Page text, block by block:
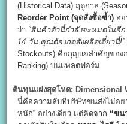
(Historical Data) ฤดูกาล
Reorder Point (จุดสั่งซื้อซ้ำ) อ
ว่า “สินค้าตัวนี้กำลังจะหมดในอีก
14 วัน คุณต้องกดสั่งผลิตเดี๋ยวนี้!”
Stockouts) คือกุญแจสำคัญของ
Ranking) บนแพลตฟอร์ม
ต้นทุนแฝงสุดโหด: Dimensional
นี่คือความลับที่บริษัทขนส่งไม่อย
หนัก” อย่างเดียว แต่คิดจาก “ขน